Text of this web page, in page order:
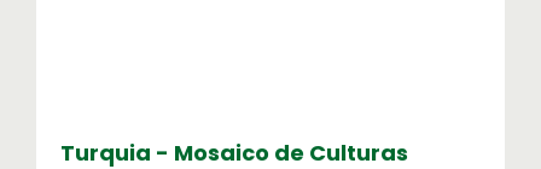
Turquia - Mosaico de Culturas